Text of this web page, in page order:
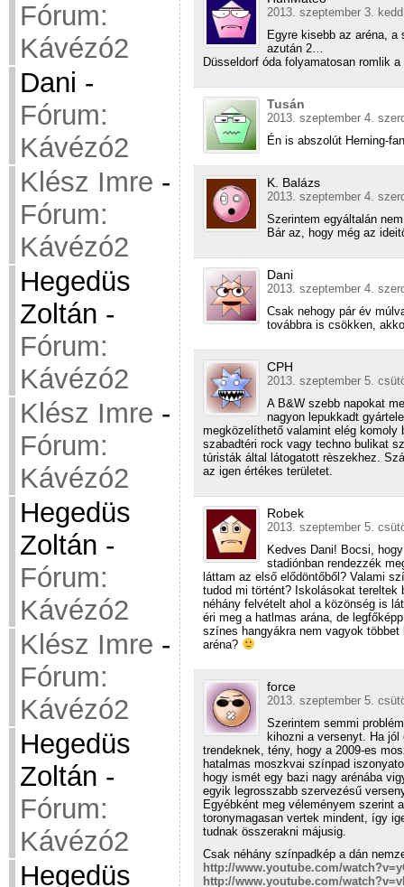
Fórum:
Kávézó2
Dani -
Fórum:
Kávézó2
Klész Imre -
Fórum:
Kávézó2
Hegedüs
Zoltán -
Fórum:
Kávézó2
Klész Imre -
Fórum:
Kávézó2
Hegedüs
Zoltán -
Fórum:
Kávézó2
Klész Imre -
Fórum:
Kávézó2
Hegedüs
Zoltán -
Fórum:
Kávézó2
Hegedüs
2013. szeptember 3.
Egyre kisebb az aréna,
azután 2…
Düsseldorf óda folyamatosan romlik
Tusán
2013. szeptember 4.
Én is abszolút Herning-
K. Balázs
2013. szeptember 4.
Szerintem egyáltalán
Bár az, hogy még az
Dani
2013. szeptember 4.
Csak nehogy pár év
továbbra is csökken,
CPH
2013. szeptember 5.
A B&W szebb napokat
nagyon lepukkadt
megközelíthető valamint elég
szabadtéri rock vagy techno bulikat
túristák által látogatott rèszekhez.
az igen értékes területet.
Robek
2013. szeptember 5.
Kedves Dani! Bocsi,
stadiónban rendezzék
láttam az első elődöntőből? Valami
tudod mi történt? Iskolásokat tereltek
néhány felvételt ahol a közönség is
éri meg a hatlmas arána, de
színes hangyákra nem vagyok
aréna?
force
2013. szeptember 5.
Szerintem semmi
kihozni a versenyt. Ha
trendeknek, tény, hogy a 2009-es
hatalmas moszkvai színpad
hogy ismét egy bazi nagy arénába
egyik legrosszabb szervezésű
Egyébként meg véleményem szerint
toronymagasan vertek mindent, így
tudnak összerakni májusig.
Csak néhány színpadkép a dán
http://www.youtube.com/
http://www.youtube.com/